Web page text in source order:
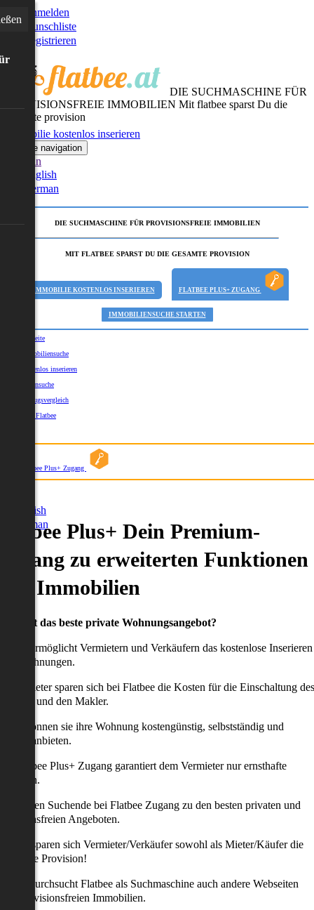
Anmelden
Wunschliste
Registrieren
DIE SUCHMASCHINE FÜR
PROVISIONSFREIE IMMOBILIEN Mit flatbee sparst Du die
gesamte provision
Immobilie kostenlos inserieren
Toggle navigation
German
English
German
DIE SUCHMASCHINE FÜR PROVISIONSFREIE IMMOBILIEN
MIT FLATBEE SPARST DU DIE GESAMTE PROVISION
IMMOBILIE KOSTENLOS INSERIEREN FLATBEE PLUS+ ZUGANG
IMMOBILIENSUCHE STARTEN
Startseite
Immobiliensuche
Kostenlos inserieren
Kartensuche
Umzugsvergleich
Über Flatbee
Flatbee Plus+ Zugang
English
German
Plus+ Dein Premium-
zu erweiterten Funktionen
Immobilien
willst das beste private Wohnungsangebot?
ermöglicht Vermietern und Verkäufern das kostenlose Inserieren
Wohnungen.
Anbieter sparen sich bei Flatbee die Kosten für die Einschaltung des
und den Makler.
können sie ihre Wohnung kostengünstig, selbstständig und
anbieten.
Flatbee Plus+ Zugang garantiert dem Vermieter nur ernsthafte
erhalten Suchende bei Flatbee Zugang zu den besten privaten und
Angeboten.
uns sparen sich Vermieter/Verkäufer sowohl als Mieter/Käufer die
Provision!
durchsucht Flatbee als Suchmaschine auch andere Webseiten
provisionsfreien Immobilien.